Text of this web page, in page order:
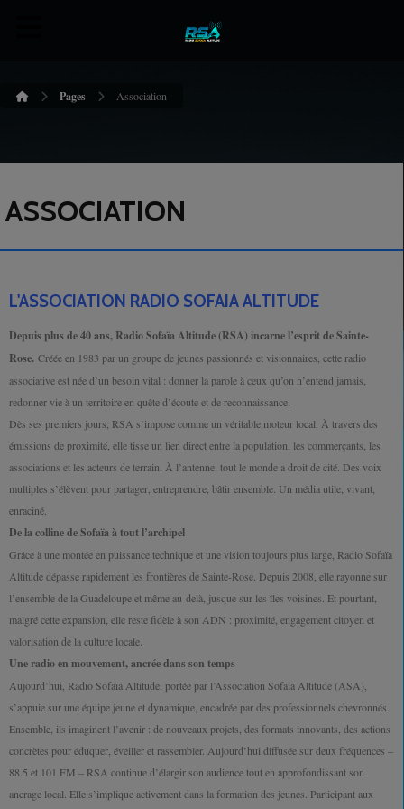
Pages Association
ASSOCIATION
L'ASSOCIATION RADIO SOFAIA ALTITUDE
Depuis plus de 40 ans, Radio Sofaïa Altitude (RSA) incarne l’esprit de Sainte-
Rose. Créée en 1983 par un groupe de jeunes passionnés et visionnaires, cette radio
associative est née d’un besoin vital : donner la parole à ceux qu’on n’entend jamais,
redonner vie à un territoire en quête d’écoute et de reconnaissance.
Dès ses premiers jours, RSA s’impose comme un véritable moteur local. À travers des
émissions de proximité, elle tisse un lien direct entre la population, les commerçants, les
associations et les acteurs de terrain. À l’antenne, tout le monde a droit de cité. Des voix
multiples s’élèvent pour partager, entreprendre, bâtir ensemble. Un média utile, vivant,
enraciné.
De la colline de Sofaïa à tout l’archipel
Grâce à une montée en puissance technique et une vision toujours plus large, Radio Sofaïa
Altitude dépasse rapidement les frontières de Sainte-Rose. Depuis 2008, elle rayonne sur
l’ensemble de la Guadeloupe et même au-delà, jusque sur les îles voisines. Et pourtant,
malgré cette expansion, elle reste fidèle à son ADN : proximité, engagement citoyen et
valorisation de la culture locale.
Une radio en mouvement, ancrée dans son temps
Aujourd’hui, Radio Sofaïa Altitude, portée par l’Association Sofaïa Altitude (ASA),
s’appuie sur une équipe jeune et dynamique, encadrée par des professionnels chevronnés.
Ensemble, ils imaginent l’avenir : de nouveaux projets, des formats innovants, des actions
concrètes pour éduquer, éveiller et rassembler. Aujourd’hui diffusée sur deux fréquences –
88.5 et 101 FM – RSA continue d’élargir son audience tout en approfondissant son
ancrage local. Elle s’implique activement dans la formation des jeunes. Participant aux